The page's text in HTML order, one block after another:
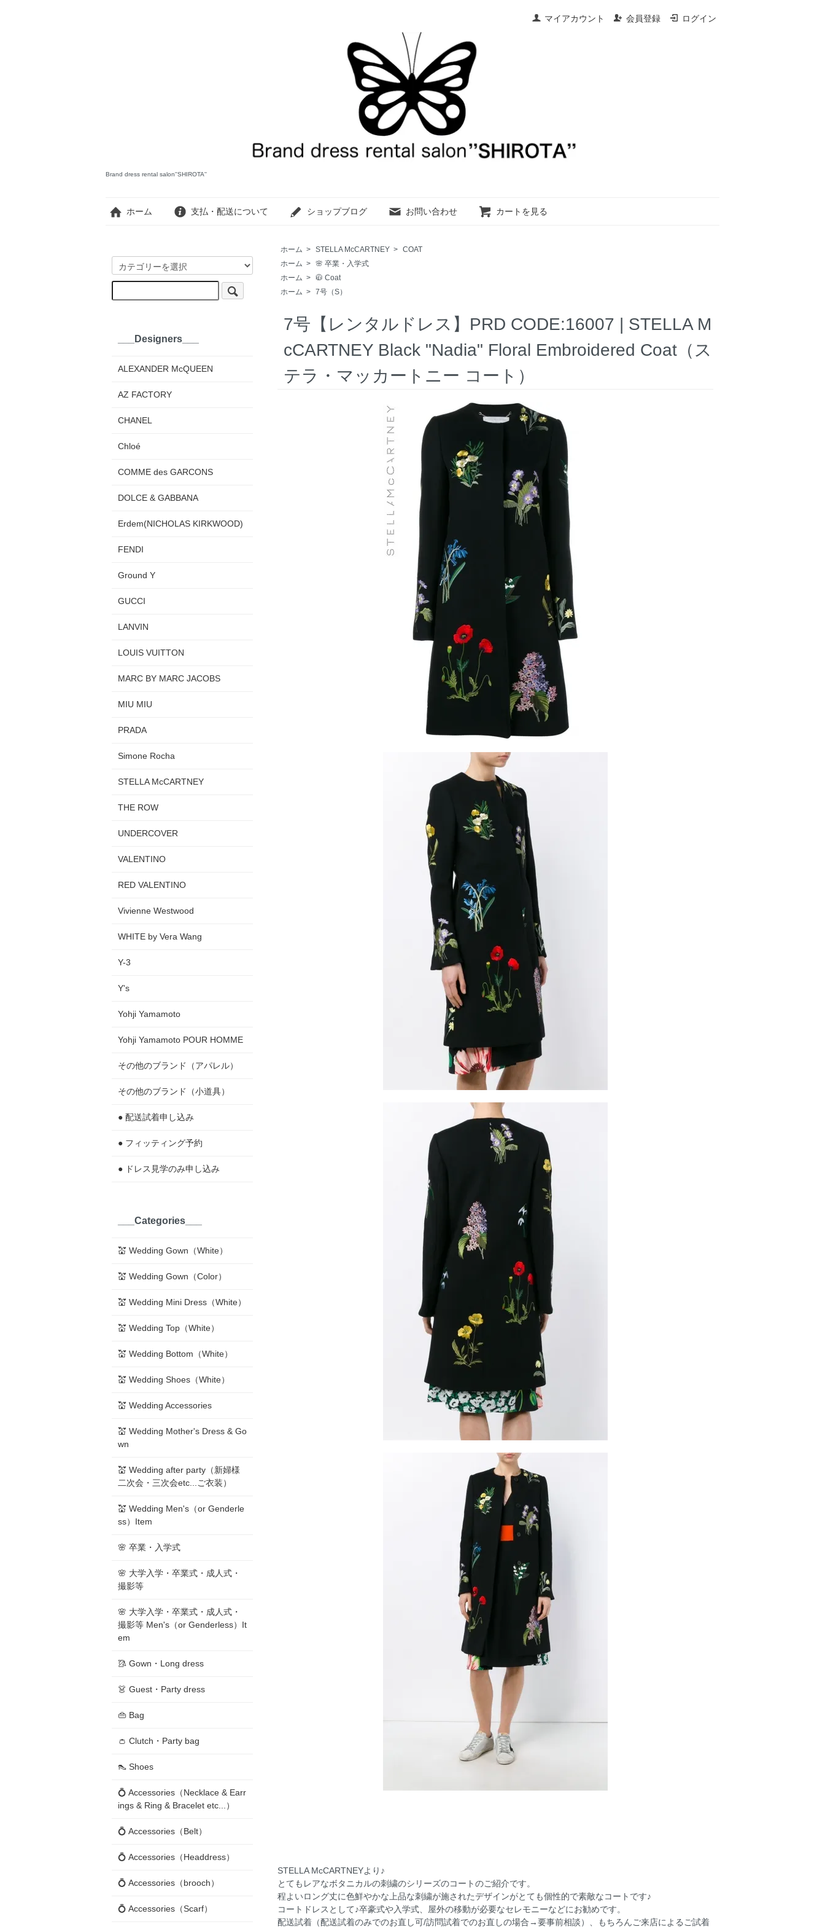
マイアカウント 会員登録 ログイン
Brand dress rental salon''SHIROTA''
ホーム 支払・配送について ショップブログ お問い合わせ カートを見る
ホーム > STELLA McCARTNEY > COAT
ホーム > 🌸 卒業・入学式
ホーム > 🧥 Coat
ホーム > 7号（S）
7号【レンタルドレス】PRD CODE:16007 | STELLA M
cCARTNEY Black "Nadia" Floral Embroidered Coat（ス
テラ・マッカートニー コート）
STELLA McCARTNEYより♪
とてもレアなボタニカルの刺繍のシリーズのコートのご紹介です。
程よいロング丈に色鮮やかな上品な刺繍が施されたデザインがとても個性的で素敵なコートです♪
コートドレスとして♪卒豪式や入学式、屋外の移動が必要なセレモニーなどにお勧めです。
配送試着（配送試着のみでのお直し可/訪問試着でのお直しの場合→要事前相談）、もちろんご来店によるご試着
___Designers___
ALEXANDER McQUEEN
AZ FACTORY
CHANEL
Chloé
COMME des GARCONS
DOLCE & GABBANA
Erdem(NICHOLAS KIRKWOOD)
FENDI
Ground Y
GUCCI
LANVIN
LOUIS VUITTON
MARC BY MARC JACOBS
MIU MIU
PRADA
Simone Rocha
STELLA McCARTNEY
THE ROW
UNDERCOVER
VALENTINO
RED VALENTINO
Vivienne Westwood
WHITE by Vera Wang
Y-3
Y's
Yohji Yamamoto
Yohji Yamamoto POUR HOMME
その他のブランド（アパレル）
その他のブランド（小道具）
● 配送試着申し込み
● フィッティング予約
● ドレス見学のみ申し込み
___Categories___
💒 Wedding Gown（White）
💒 Wedding Gown（Color）
💒 Wedding Mini Dress（White）
💒 Wedding Top（White）
💒 Wedding Bottom（White）
💒 Wedding Shoes（White）
💒 Wedding Accessories
💒 Wedding Mother's Dress & Go
wn
💒 Wedding after party（新婦様
二次会・三次会etc...ご衣装）
💒 Wedding Men's（or Genderle
ss）Item
🌸 卒業・入学式
🌸 大学入学・卒業式・成人式・
撮影等
🌸 大学入学・卒業式・成人式・
撮影等 Men's（or Genderless）It
em
🥻 Gown・Long dress
👗 Guest・Party dress
👜 Bag
👛 Clutch・Party bag
👠 Shoes
💍 Accessories（Necklace & Earr
ings & Ring & Bracelet etc...）
💍 Accessories（Belt）
💍 Accessories（Headdress）
💍 Accessories（brooch）
💍 Accessories（Scarf）